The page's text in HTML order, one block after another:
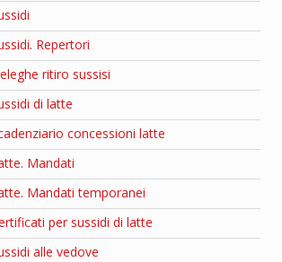
Repertori
ritiro sussisi
di latte
concessioni latte
Mandati
Mandati temporanei
per sussidi di latte
alle vedove